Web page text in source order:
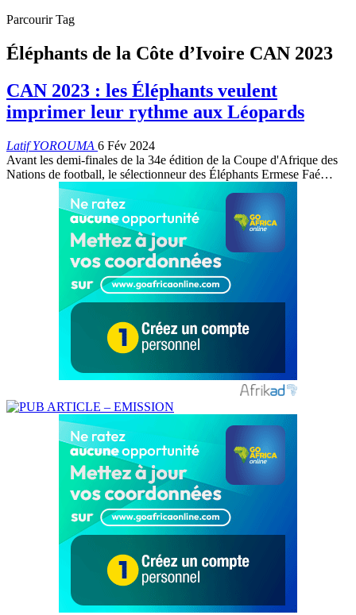
Parcourir Tag
Éléphants de la Côte d’Ivoire CAN 2023
CAN 2023 : les Éléphants veulent
imprimer leur rythme aux Léopards
Latif YOROUMA 6 Fév 2024
Avant les demi-finales de la 34e édition de la Coupe d'Afrique des
Nations de football, le sélectionneur des Éléphants Ermese Faé…